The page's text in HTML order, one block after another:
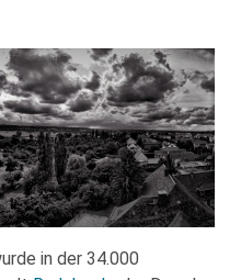
in der 34.000